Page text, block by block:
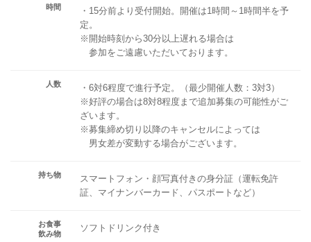
時間
・15分前より受付開始。開催は1時間～1時間半を予
定。
※開始時刻から30分以上遅れる場合は
参加をご遠慮いただいております。
人数
・6対6程度で進行予定。（最少開催人数：3対3）
※好評の場合は8対8程度まで追加募集の可能性がご
ざいます。
※募集締め切り以降のキャンセルによっては
男女差が変動する場合がございます。
持ち物
スマートフォン・顔写真付きの身分証（運転免許
証、マイナンバーカード、パスポートなど）
お食事
飲み物
ソフトドリンク付き